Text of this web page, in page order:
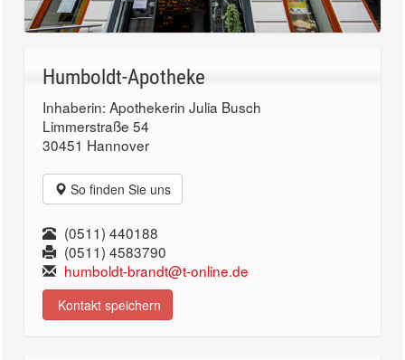
Humboldt-Apotheke
Inhaberin: Apothekerin Julia Busch
Limmerstraße 54
30451 Hannover
So finden Sie uns
(0511) 440188
(0511) 4583790
humboldt-brandt@t-online.de
Kontakt speichern